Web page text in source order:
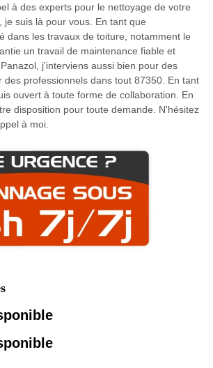
à des experts pour le nettoyage de votre
je suis là pour vous. En tant que
dans les travaux de toiture, notamment le
un travail de maintenance fiable et
j'interviens aussi bien pour des
des professionnels dans tout 87350. En tant
ouvert à toute forme de collaboration. En
disposition pour toute demande. N'hésitez
à moi.